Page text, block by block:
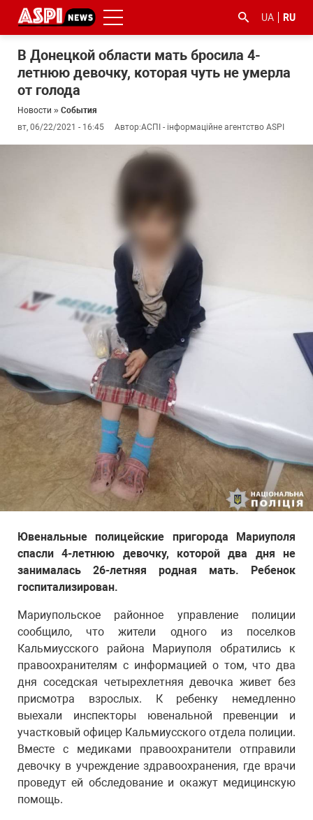
UA RU
В Донецкой области мать бросила 4-
летнюю девочку, которая чуть не умерла
от голода
Новости » События
вт, 06/22/2021 - 16:45
Автор:АСПІ - інформаційне агентство ASPI
Ювенальные полицейские пригорода Мариуполя
спасли 4-летнюю девочку, которой два дня не
занималась 26-летняя родная мать. Ребенок
госпитализирован.
Мариупольское районное управление полиции
сообщило, что жители одного из поселков
Кальмиусского района Мариуполя обратились к
правоохранителям с информацией о том, что два
дня соседская четырехлетняя девочка живет без
присмотра взрослых. К ребенку немедленно
выехали инспекторы ювенальной превенции и
участковый офицер Кальмиусского отдела полиции.
Вместе с медиками правоохранители отправили
девочку в учреждение здравоохранения, где врачи
проведут ей обследование и окажут медицинскую
помощь.
#гфс #Киев